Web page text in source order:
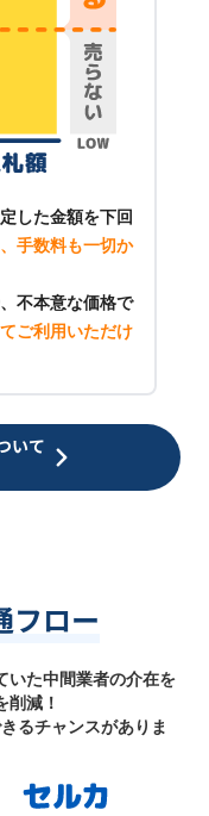
した金額を下回
手数料も一切か
不本意な価格で
ご利用いただけ
いて
フロー
いた中間業者の介在を
削減！
るチャンスがありま